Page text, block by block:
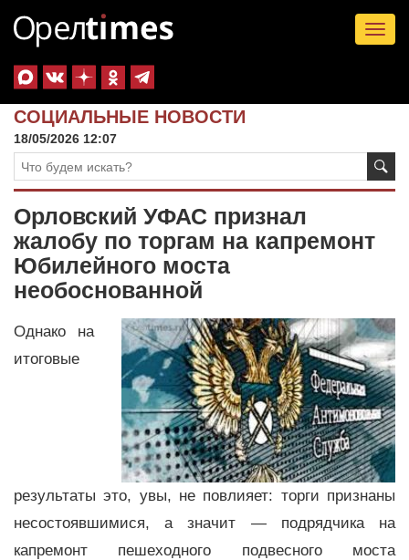
СОЦИАЛЬНЫЕ НОВОСТИ
18/05/2026 12:07
Орловский УФАС признал
жалобу по торгам на капремонт
Юбилейного моста
необоснованной
Однако на
итоговые
результаты это, увы, не повлияет: торги признаны
несостоявшимися, а значит — подрядчика на
капремонт пешеходного подвесного моста